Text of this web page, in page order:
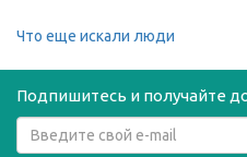
Что еще искали люди
Подпишитесь и получайте